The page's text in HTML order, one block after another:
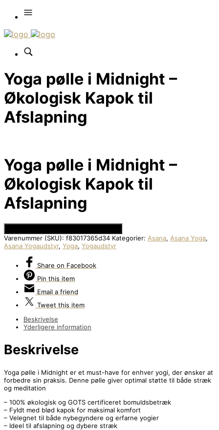
Yoga pølle i Midnight –
Økologisk Kapok til
Afslapning
Yoga pølle i Midnight –
Økologisk Kapok til
Afslapning
Varenummer (SKU): f83017365d34 Kategorier: Asana, Asana Yoga,
Asana Yogaudstyr, Yoga, Yogaudstyr
Share on Facebook
Pin this item
Email a friend
Tweet this item
Beskrivelse
Yderligere information
Beskrivelse
Yoga pølle i Midnight er et must-have for enhver yogi, der ønsker at
forbedre sin praksis. Denne pølle giver optimal støtte til både stræk
og meditation
– 100% økologisk og GOTS certificeret bomuldsbetræk
– Fyldt med blød kapok for maksimal komfort
– Velegnet til både nybegyndere og erfarne yogier
– Ideel til afslapning og dybere stræk